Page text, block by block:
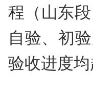
程（山东
自验、初
验收进度均